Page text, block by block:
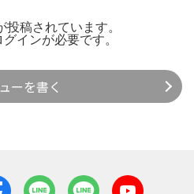
稿されています。
グインが必要です。
ーを書く